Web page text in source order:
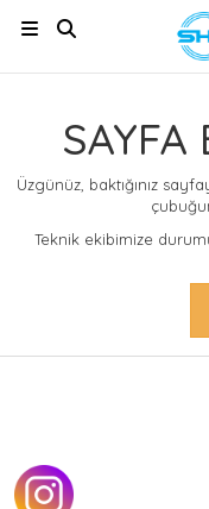
SAYFA
Üzgünüz, baktığınız
Teknik ekibimize